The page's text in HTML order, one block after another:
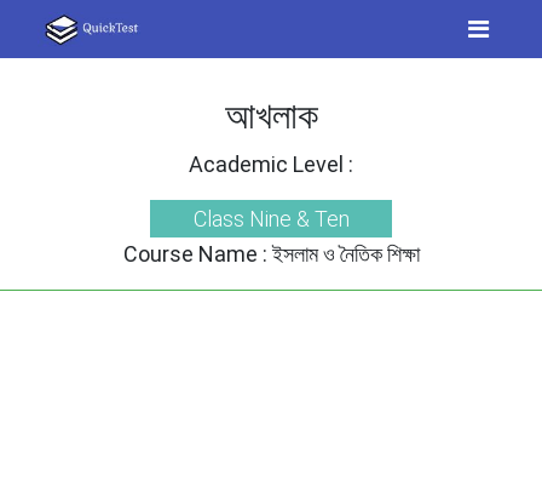
আখলাক
Academic Level :
Class Nine & Ten
Course Name :ইসলাম ও নৈতিক শিক্ষা